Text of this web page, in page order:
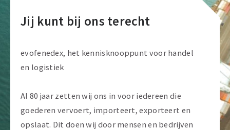
Jij kunt bij ons terecht
evofenedex, het kennisknooppunt voor handel
en logistiek
Al 80 jaar zetten wij ons in voor iedereen die
goederen vervoert, importeert, exporteert en
opslaat. Dit doen wij door mensen en bedrijven